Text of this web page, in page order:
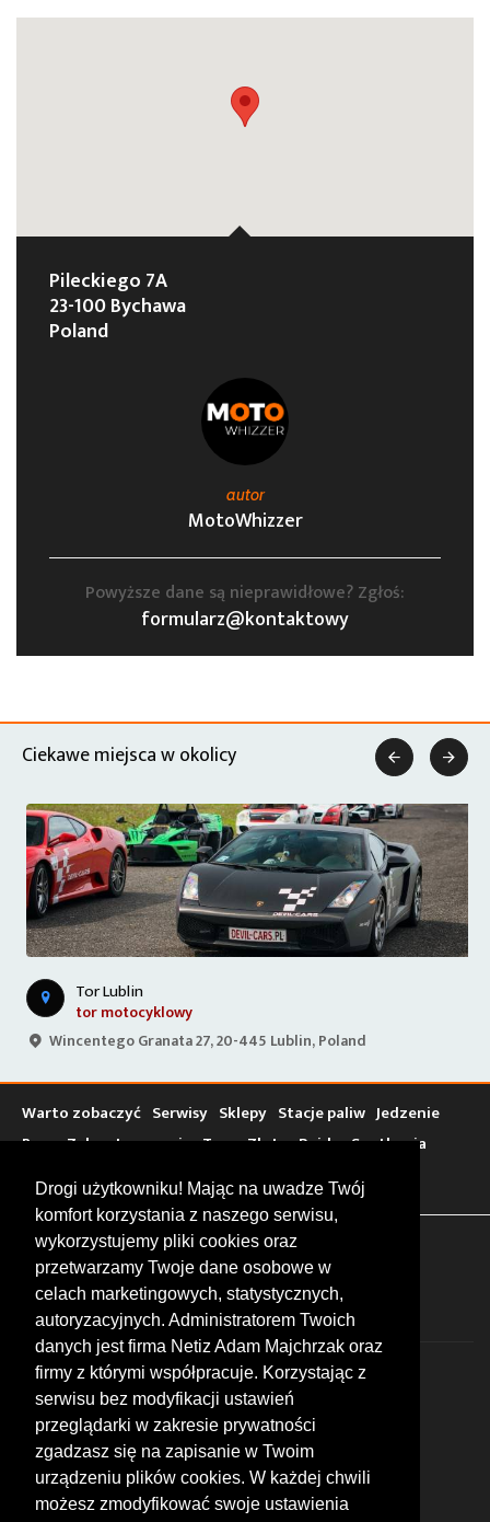
Drogi użytkowniku! Mając na uwadze Twój
komfort korzystania z naszego serwisu,
wykorzystujemy pliki cookies oraz
przetwarzamy Twoje dane osobowe w
celach marketingowych, statystycznych,
autoryzacyjnych. Administratorem Twoich
danych jest firma Netiz Adam Majchrzak oraz
firmy z którymi współpracuje. Korzystając z
serwisu bez modyfikacji ustawień
przeglądarki w zakresie prywatności
zgadzasz się na zapisanie w Twoim
urządzeniu plików cookies. W każdej chwili
możesz zmodyfikować swoje ustawienia
Pileckiego 7A
23-100 Bychawa
Poland
autor
MotoWhizzer
Powyższe dane są nieprawidłowe? Zgłoś:
formularz@kontaktowy
Ciekawe miejsca w okolicy
Tor Lublin
tor motocyklowy
Wincentego Granata 27, 20-445 Lublin, Poland
 
Warto zobaczyć Serwisy Sklepy Stacje paliw Jedzenie
Bary Zakwaterowanie Tory Zloty Rajdy Spotkania
Targi
Giełdy Szkolenia
FOLLOW US
© 2026 by MotoWhizzer.com
All rights reserved.